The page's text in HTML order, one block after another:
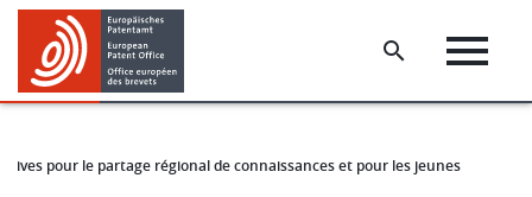
Skip
main
content
Skip
footer
pour le partage régional de connaissances et pour les jeunes